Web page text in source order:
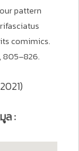
pattern
comimics.
805–826.
ล :